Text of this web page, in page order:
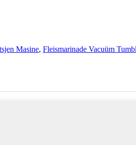
Masine, Fleismarinade Vacuüm